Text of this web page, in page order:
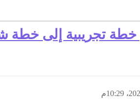
تجريبية إلى خطة